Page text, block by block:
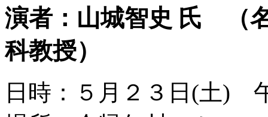
演者：山城智史 氏 （
科教授）
日時：５月２３日(土)